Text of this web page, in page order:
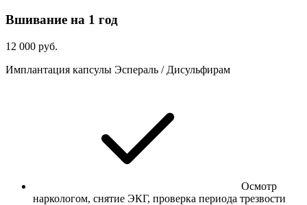
Вшивание на 1 год
12 000 руб.
Имплантация капсулы Эспераль / Дисульфирам
Осмотр
наркологом, снятие ЭКГ, проверка периода трезвости